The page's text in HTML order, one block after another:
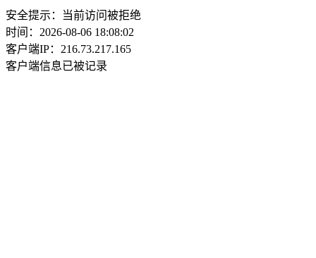
安全提示：当前访问被拒绝
时间：2026-08-06 18:08:02
客户端IP：216.73.217.165
客户端信息已被记录